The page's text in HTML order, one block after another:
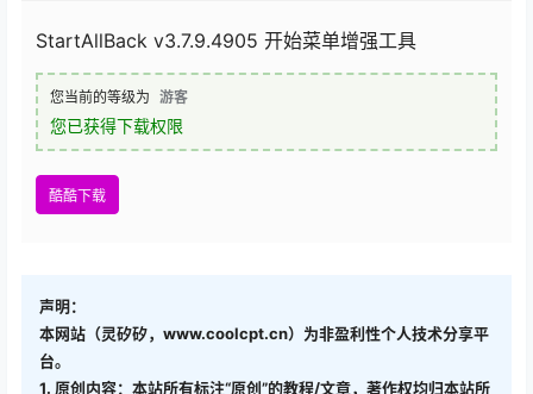
StartAllBack v3.7.9.4905 开始菜单增强工具
您当前的等级为 游客
您已获得下载权限
酷酷下载
声明：
本网站（灵矽矽，www.coolcpt.cn）为非盈利性个人技术分享平
台。
1. 原创内容：本站所有标注“原创”的教程/文章，著作权均归本站所